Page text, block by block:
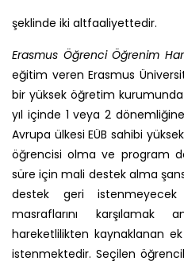
şeklinde iki altfaaliyettedir.
Erasmus Öğrenci Öğrenim
eğitim veren Erasmus
bir yüksek öğretim kurumunda
yıl içinde 1 veya 2
Avrupa ülkesi EÜB sahibi
öğrencisi olma ve program
süre için mali destek alma
destek geri
masraflarını karşılamak
hareketlilikten kaynaklanan
istenmektedir. Seçilen